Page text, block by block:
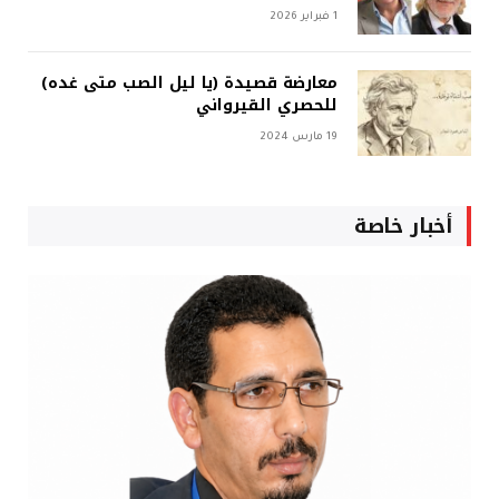
1 فبراير 2026
معارضة قصيدة (يا ليل الصب متى غده)
للحصري القيرواني
19 مارس 2024
أخبار خاصة